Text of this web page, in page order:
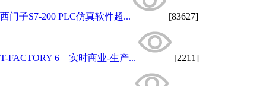
西门子S7-200 PLC仿真软件超... [83627]
T-FACTORY 6 – 实时商业-生产... [2211]